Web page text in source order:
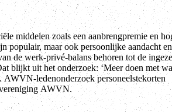
middelen zoals een aanbrengpremie en
populair, maar ook persoonlijke aandacht
de werk-privé-balans behoren tot de
blijkt uit het onderzoek: ‘Meer doen met
AWVN-ledenonderzoek personeelstekorten
AWVN.